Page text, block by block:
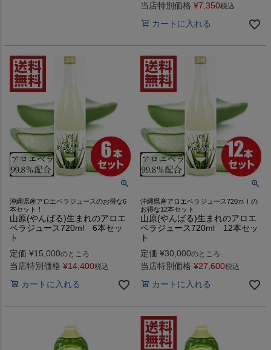
当店特別価格 ¥7,350税込
カートに入れる
沖縄県産アロエベラジュースのお得な6
本セット！
山原(やんばる)生まれのアロエ
ベラジュース720ml 6本セッ
ト
定価 ¥15,000のところ
当店特別価格 ¥14,400税込
カートに入れる
沖縄県産アロエベラジュース720ｍｌの
お得な12本セット
山原(やんばる)生まれのアロエ
ベラジュース720ml 12本セッ
ト
定価 ¥30,000のところ
当店特別価格 ¥27,600税込
カートに入れる